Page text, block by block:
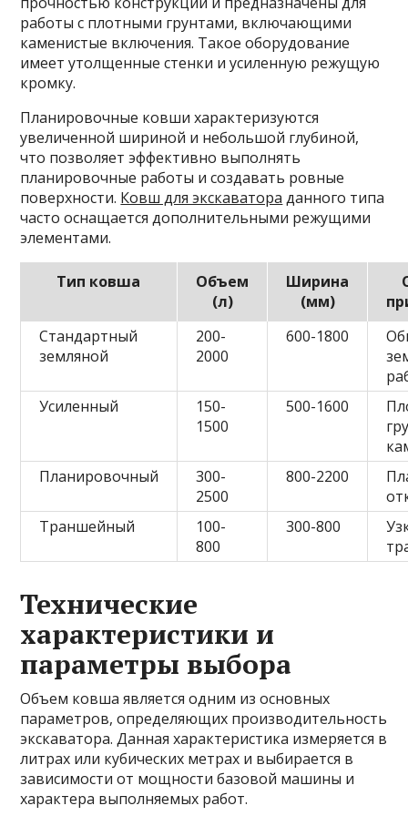
работы с плотными грунтами, включающими
каменистые включения. Такое оборудование
имеет утолщенные стенки и усиленную режущую
кромку.
Планировочные ковши характеризуются
увеличенной шириной и небольшой глубиной,
что позволяет эффективно выполнять
планировочные работы и создавать ровные
поверхности. Ковш для экскаватора данного типа
часто оснащается дополнительными режущими
элементами.
Тип ковша
Объем
(л)
Ширина
(мм)
Стандартный
земляной
200-
2000
600-1800
Усиленный
150-
1500
500-1600
Планировочный
300-
2500
800-2200
Траншейный
100-
800
300-800
Технические
характеристики и
параметры выбора
Объем ковша является одним из основных
параметров, определяющих производительность
экскаватора. Данная характеристика измеряется в
литрах или кубических метрах и выбирается в
зависимости от мощности базовой машины и
характера выполняемых работ.